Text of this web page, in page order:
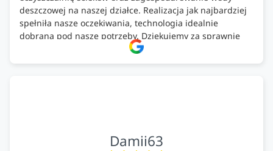
deszczowej na naszej działce. Realizacja jak najbardziej
spełniła nasze oczekiwania, technologia idealnie
dobrana pod nasze potrzeby. Dziękujemy za sprawnie
wykonany montaż w świetnej atmosferze! Polecam!
Damii63